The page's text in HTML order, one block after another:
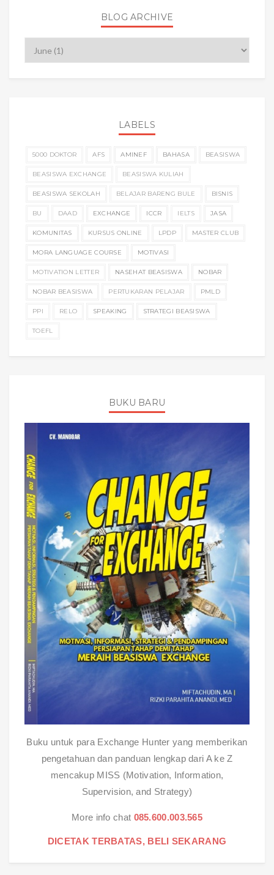
BLOG ARCHIVE
LABELS
5000 DOKTOR AFS AMINEF BAHASA BEASISWA
BEASISWA EXCHANGE BEASISWA KULIAH
BEASISWA SEKOLAH BELAJAR BARENG BULE BISNIS
BU DAAD EXCHANGE ICCR IELTS JASA
KOMUNITAS KURSUS ONLINE LPDP MASTER CLUB
MORA LANGUAGE COURSE MOTIVASI
MOTIVATION LETTER NASEHAT BEASISWA NOBAR
NOBAR BEASISWA PERTUKARAN PELAJAR PMLD
PPI RELO SPEAKING STRATEGI BEASISWA
TOEFL
BUKU BARU
Buku untuk para Exchange Hunter yang memberikan
pengetahuan dan panduan lengkap dari A ke Z
mencakup MISS (Motivation, Information,
Supervision, and Strategy)
More info chat 085.600.003.565
DICETAK TERBATAS, BELI SEKARANG